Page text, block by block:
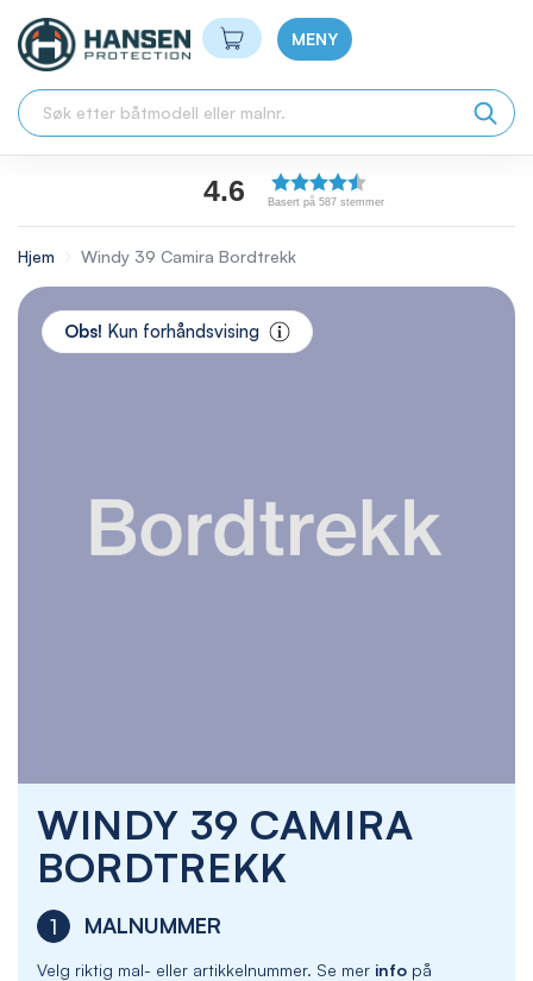
Min handlekurv
MENY
4.6 Basert på 587 stemmer
Hjem Windy 39 Camira Bordtrekk
WINDY 39 CAMIRA
BORDTREKK
1 MALNUMMER
Velg riktig mal- eller artikkelnummer. Se mer info på
Skip
Obs! Kun forhåndsvising
beginning
the
images
gallery